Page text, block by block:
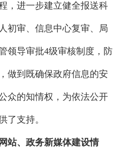
，进一步建立健全报送科
初审、信息中心复审、局
领导审批4级审核制度，防
做到既确保政府信息的安
众的知情权，为依法公开
了支持。
站、政务新媒体建设情